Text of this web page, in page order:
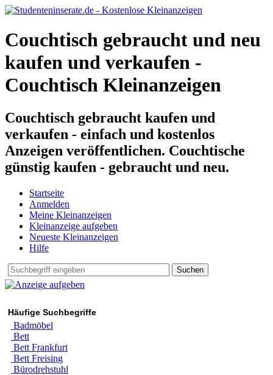
Couchtisch gebraucht und neu
kaufen und verkaufen -
Couchtisch Kleinanzeigen
Couchtisch gebraucht kaufen und
verkaufen - einfach und kostenlos
Anzeigen veröffentlichen. Couchtische
günstig kaufen - gebraucht und neu.
Startseite
Anmelden
Meine Kleinanzeigen
Kleinanzeige aufgeben
Neueste Kleinanzeigen
Hilfe
Suchen
Häufige Suchbegriffe
Badmöbel
Bett
Bett Frankfurt
Bett Freising
Bürodrehstuhl